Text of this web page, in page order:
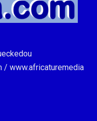
/ www.africaturemedia